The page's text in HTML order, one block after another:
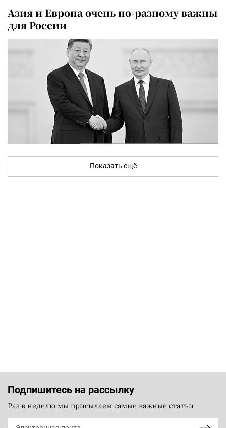
Азия и Европа очень по-разному важны
для России
Показать ещё
Подпишитесь на рассылку
Раз в неделю мы присылаем самые важные статьи